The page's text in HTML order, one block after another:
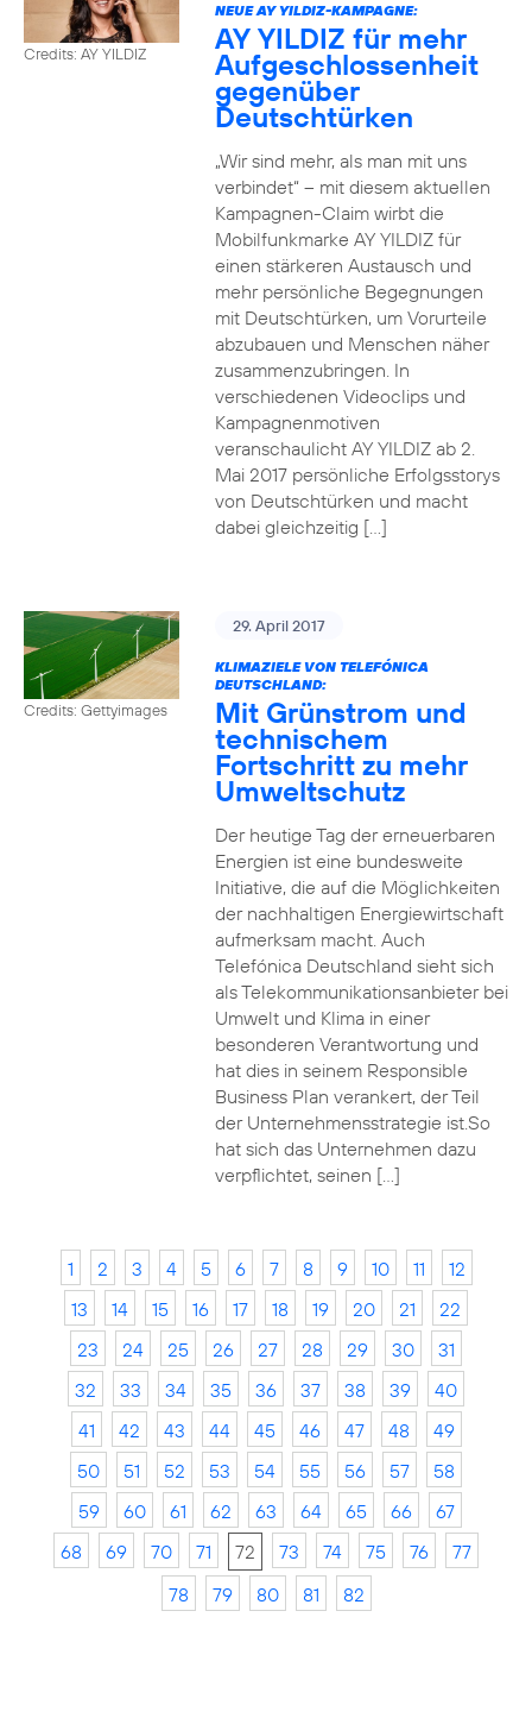
Credits: AY YILDIZ
NEUE AY YILDIZ-KAMPAGNE:
AY YILDIZ für mehr
Aufgeschlossenheit
gegenüber
Deutschtürken
„Wir sind mehr, als man mit uns
verbindet“ – mit diesem aktuellen
Kampagnen-Claim wirbt die
Mobilfunkmarke AY YILDIZ für
einen stärkeren Austausch und
mehr persönliche Begegnungen
mit Deutschtürken, um Vorurteile
abzubauen und Menschen näher
zusammenzubringen. In
verschiedenen Videoclips und
Kampagnenmotiven
veranschaulicht AY YILDIZ ab 2.
Mai 2017 persönliche Erfolgsstorys
von Deutschtürken und macht
dabei gleichzeitig […]
Credits: Gettyimages
29. April 2017
KLIMAZIELE VON TELEFÓNICA
DEUTSCHLAND:
Mit Grünstrom und
technischem
Fortschritt zu mehr
Umweltschutz
Der heutige Tag der erneuerbaren
Energien ist eine bundesweite
Initiative, die auf die Möglichkeiten
der nachhaltigen Energiewirtschaft
aufmerksam macht. Auch
Telefónica Deutschland sieht sich
als Telekommunikationsanbieter bei
Umwelt und Klima in einer
besonderen Verantwortung und
hat dies in seinem Responsible
Business Plan verankert, der Teil
der Unternehmensstrategie ist.So
hat sich das Unternehmen dazu
verpflichtet, seinen […]
1 2 3 4 5 6 7 8 9 10 11
12
13
14 15 16 17 18 19 20 21
22
23
24 25 26 27 28 29 30
31
32
33 34 35 36 37 38 39
40
41
42 43 44 45 46 47 48
49
50
51 52 53 54 55 56 57
58
59
60 61 62 63 64 65 66
67
68
69 70 71 72 73 74 75 76
77
78
79 80 81 82